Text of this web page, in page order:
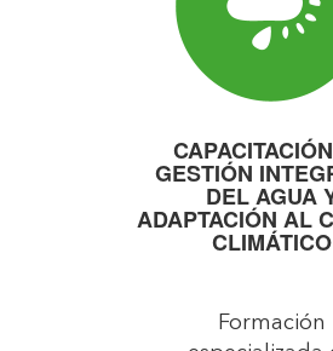
GESTIÓN
DEL AGUA
ADAPTACIÓN AL
CLIMÁTICO
Formación